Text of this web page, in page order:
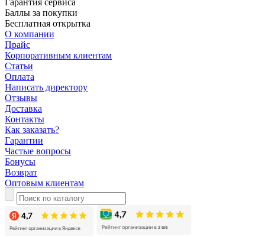
Баллы за покупки
Бесплатная открытка
О компании
Прайс
Корпоративным клиентам
Статьи
Оплата
Написать директору
Отзывы
Доставка
Контакты
Как заказать?
Гарантии
Частые вопросы
Бонусы
Возврат
Оптовым клиентам